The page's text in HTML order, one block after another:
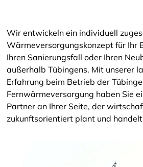
Wir entwickeln ein individuell
Wärmeversorgungskonzept für Ihr
Ihren Sanierungsfall oder Ihren
außerhalb Tübingens. Mit unserer
Erfahrung beim Betrieb der
Fernwärmeversorgung haben Sie
Partner an Ihrer Seite, der
zukunftsorientiert plant und